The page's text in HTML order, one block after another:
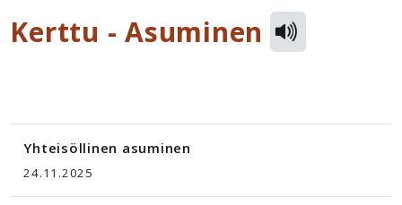
Kerttu - Asuminen
Yhteisöllinen asuminen
24.11.2025